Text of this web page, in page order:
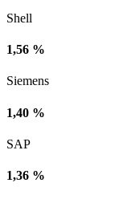
Shell
1,56 %
Siemens
1,40 %
SAP
1,36 %